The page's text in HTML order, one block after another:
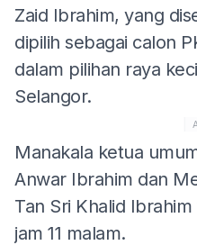
Zaid Ibrahim, yang
dipilih sebagai calon
dalam pilihan raya
Selangor.
Manakala ketua
Anwar Ibrahim dan
Tan Sri Khalid
jam 11 malam.